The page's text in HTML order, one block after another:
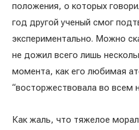
положения, о которых
год другой ученый смог
экспериментально. Можно
не дожил всего лишь
момента, как его любимая
“восторжествовала во всем
Как жаль, что тяжелое